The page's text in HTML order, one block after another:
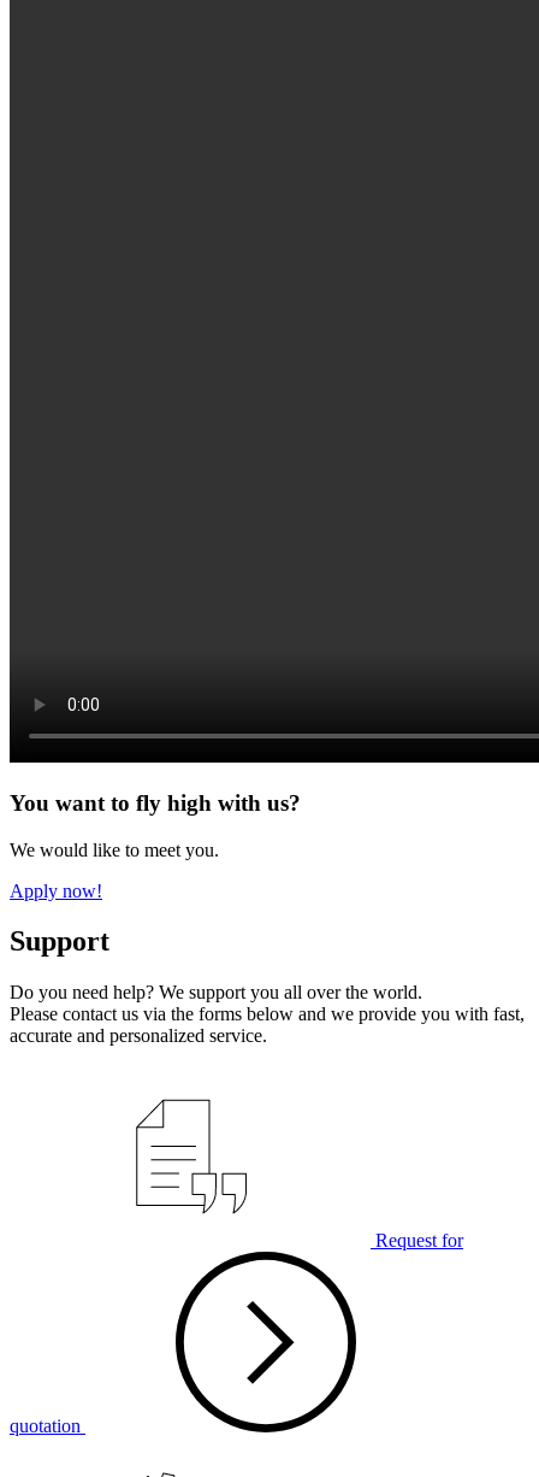
You want to fly high with us?
We would like to meet you.
Apply now!
Support
Do you need help? We support you all over the world.
Please contact us via the forms below and we provide you with fast,
accurate and personalized service.
Request for
quotation